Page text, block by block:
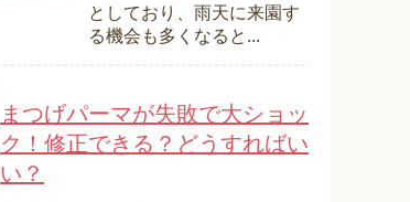
としており、雨天に来園す
る機会も多くなると...
まつげパーマが失敗で大ショッ
ク！修正できる？どうすればい
い？